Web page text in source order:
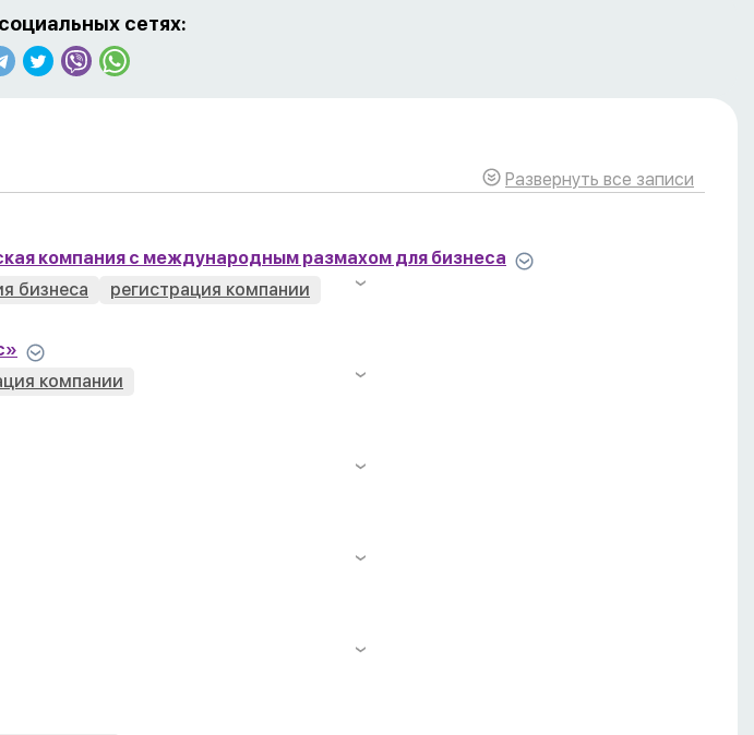
сетях:
Развернуть все записи
компания с международным размахом для бизнеса
бизнеса
регистрация компании
компании